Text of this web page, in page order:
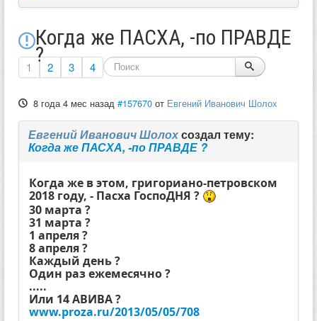
БЛОГИ
МУЗЫКА
БИБЛИЯ
ОПРОСЫ
НОВОСТИ
Когда же ПАСХА, -по ПРАВДЕ
?
1 2 3 4
8 года 4 мес назад #157670 от Евгений Иванович Шолох
Евгений Иванович Шолохсоздал тему:
Когда же ПАСХА, -по ПРАВДЕ ?
Когда же в этом, григориано-петровском
2018 году, - Пасха ГоспоДНЯ ?
30 марта ?
31 марта ?
1 апреля ?
8 апреля ?
Каждый день ?
Один раз ежемесячно ?
.....
Или 14 АВИВА ?
www.proza.ru/2013/05/05/708